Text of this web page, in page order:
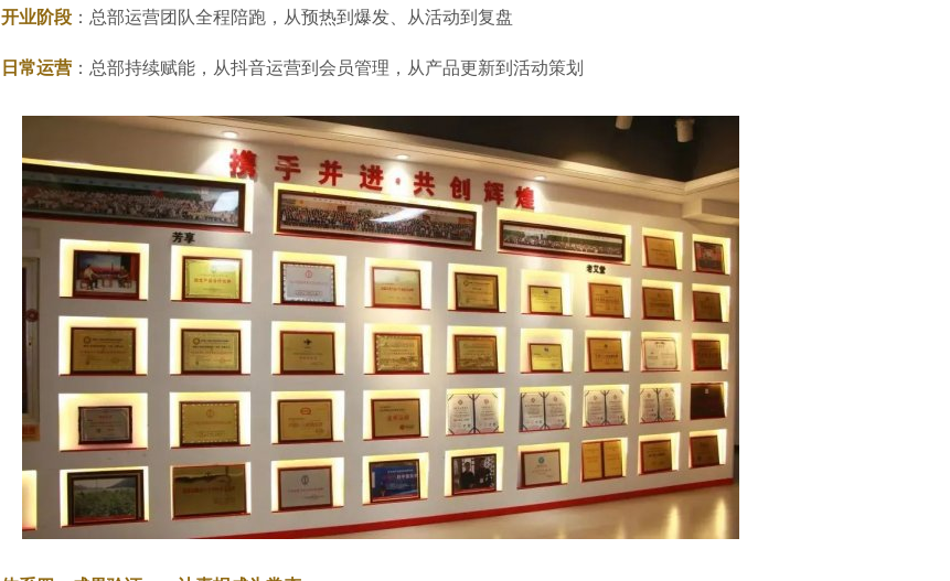
开业阶段 ：总部运营团队全程陪跑，从预热到爆发、从活动到复盘
日常运营 ：总部持续赋能，从抖音运营到会员管理，从产品更新到活动策划